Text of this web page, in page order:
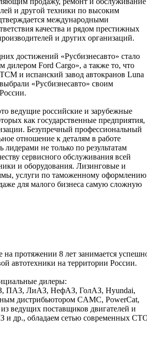
и другой техники по высоким
международными
качества и рядом престижных
и других организаций.
достижений «Русбизнесавто» стало
дилером Ford Cargo», а также то, что
и испанский завод автокранов Luna
«Русбизнесавто» своим
ведущие российские и зарубежные
как государственные предприятия,
Безупречный профессиональный
отношение к деталям в работе
не только по результатам
сервисного обслуживания всей
и оборудования. Лизинговые и
услуги по таможенному оформлению
для малого бизнеса самую сложную
протяжении 8 лет занимается
автотехники на территории России.
дилеры:
ПАЗ, ЛиАЗ, НефАЗ, ГолАЗ, Hyundai,
дистрибьютoром CAMC, PowerCat,
ведущих поставщиков двигателей и
и др., обладаем сетью современных